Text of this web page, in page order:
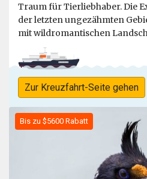
Traum für Tierliebhaber. Die
der letzten ungezähmten
mit wildromantischen
Zur Kreuzfahrt-Seite gehen
Bis zu $5600 Rabatt